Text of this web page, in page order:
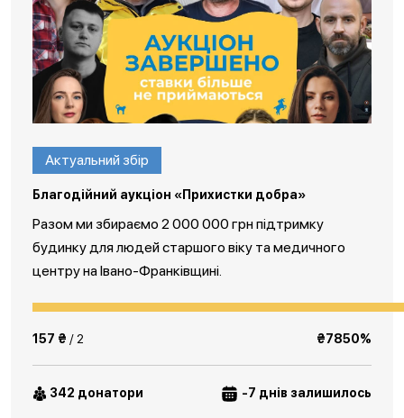
Актуальний збір
Благодійний аукціон «Прихистки добра»
Разом ми збираємо 2 000 000 грн підтримку
будинку для людей старшого віку та медичного
центру на Івано-Франківщині.
157 ₴ / 2 ₴7850%
342 донатори -7 днів залишилось